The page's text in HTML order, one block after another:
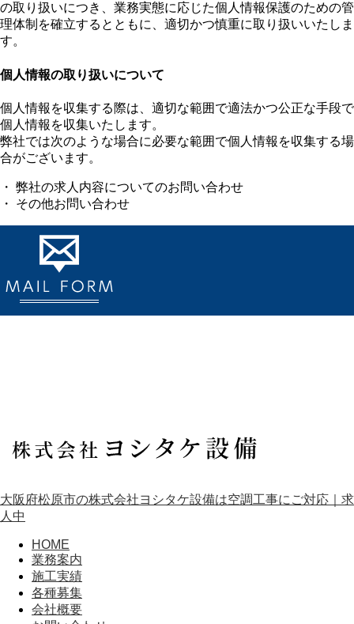
の取り扱いにつき、業務実態に応じた個人情報保護のための管
理体制を確立するとともに、適切かつ慎重に取り扱いいたしま
す。
個人情報の取り扱いについて
個人情報を収集する際は、適切な範囲で適法かつ公正な手段で
個人情報を収集いたします。
弊社では次のような場合に必要な範囲で個人情報を収集する場
合がございます。
・ 弊社の求人内容についてのお問い合わせ
・ その他お問い合わせ
大阪府松原市の株式会社ヨシタケ設備は空調工事にご対応｜求
人中
HOME
業務案内
施工実績
各種募集
会社概要